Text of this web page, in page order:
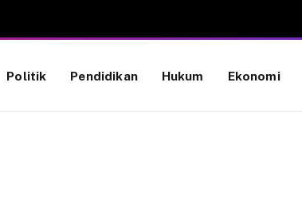
Politik Pendidikan Hukum Ekonomi